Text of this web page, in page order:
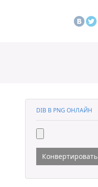
DIB В PNG ОНЛАЙН
Конвертировать